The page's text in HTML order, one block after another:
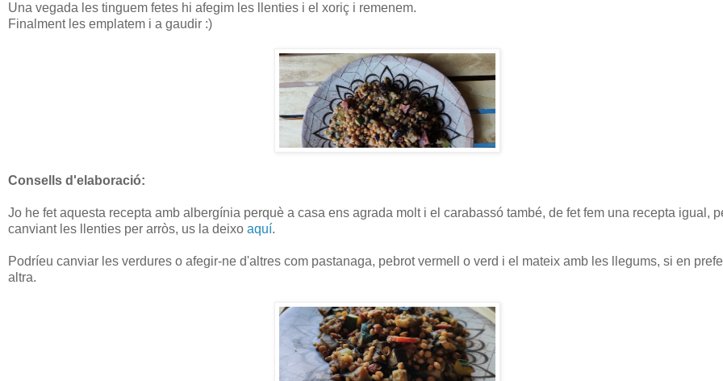
Una vegada les tinguem fetes hi afegim les llenties i el xoriç i remenem.
Finalment les emplatem i a gaudir :)
Consells d'elaboració:
Jo he fet aquesta recepta amb albergínia perquè a casa ens agrada molt i el carabassó també, de fet fem una recepta igual,
canviant les llenties per arròs, us la deixo aquí.
Podríeu canviar les verdures o afegir-ne d'altres com pastanaga, pebrot vermell o verd i el mateix amb les llegums, si en
altra.